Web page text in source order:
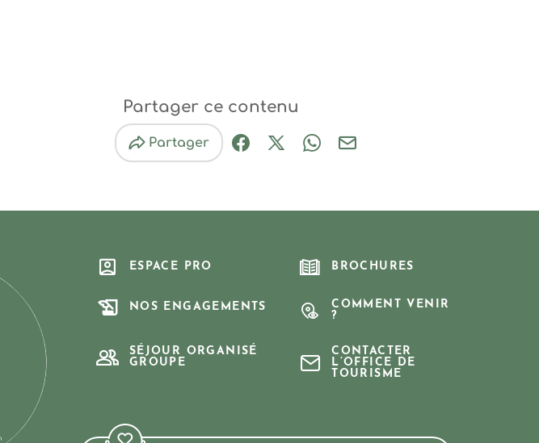
Partager ce contenu
Partager
Partager sur Facebook (nouvelle
Partager sur X / Twitter (nouvelle
Partager sur WhatsApp
Partager par mail
ESPACE PRO BROCHURES
NOS ENGAGEMENTS
COMMENT VENIR
?
SÉJOUR ORGANISÉ
GROUPE
CONTACTER
L’OFFICE DE
TOURISME